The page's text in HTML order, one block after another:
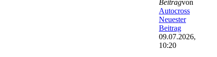
Beitragvon
Autocross
Neuester
Beitrag
09.07.2026,
10:20